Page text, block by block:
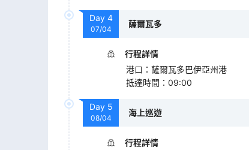
Day 4
07/04
薩爾瓦多
行程詳情
港口 ： 薩爾瓦多巴伊亞州港
抵達時間 ： 09:00
Day 5
08/04
海上巡遊
行程詳情